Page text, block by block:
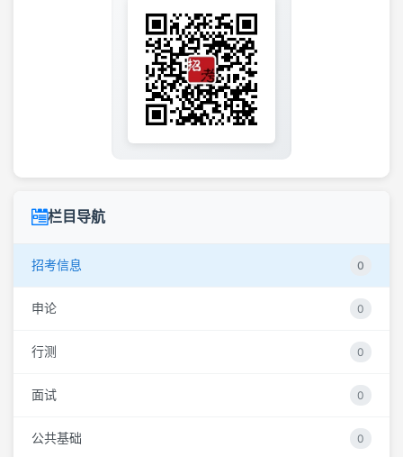
栏目导航
招考信息 0
申论 0
行测 0
面试 0
公共基础 0